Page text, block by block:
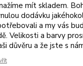
mít skladem.
dodávku
a my vás
Velikosti a barvy
důvěru a že jste s